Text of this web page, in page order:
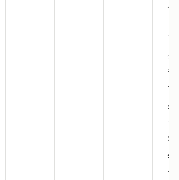
択
報